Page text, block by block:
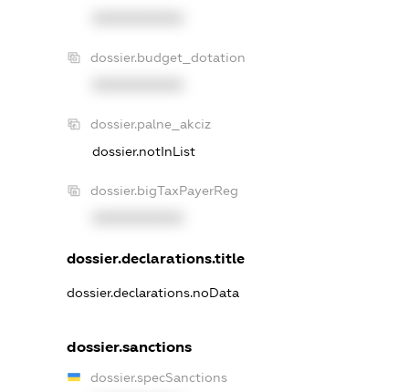
dossier.budget_dotation
dossier.palne_akciz
dossier.notInList
dossier.bigTaxPayerReg
dossier.declarations.title
dossier.declarations.noData
dossier.sanctions
dossier.specSanctions